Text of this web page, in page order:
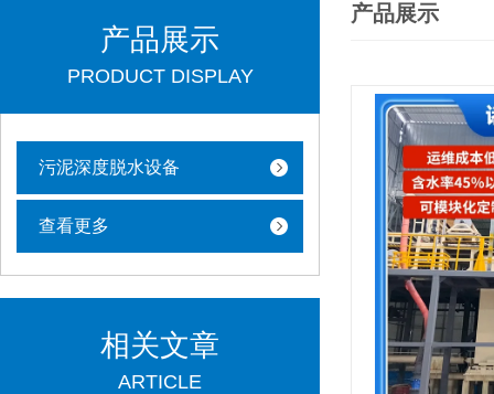
产品展示
PRODUCT DISPLAY
污泥深度脱水设备
查看更多
相关文章
ARTICLE
产品展示